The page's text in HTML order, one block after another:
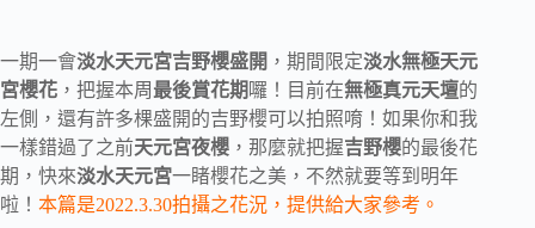
一期一會淡水天元宮吉野櫻盛開 ，期間限定淡水無極天元
宮櫻花 ，把握本周 最後賞花期 囉！目前在無極真元天壇的
左側，還有許多棵盛開的吉野櫻可以拍照唷！如果你和我
一樣錯過了之前天元宮夜櫻 ，那麼就把握吉野櫻的最後花
期，快來淡水天元宮一睹櫻花之美，不然就要等到明年
啦！ 本篇是2022.3.30拍攝之花況，提供給大家參考。